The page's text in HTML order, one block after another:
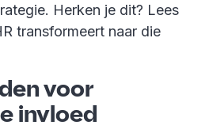
Herken je dit? Lees
transformeert naar die
voor
invloed